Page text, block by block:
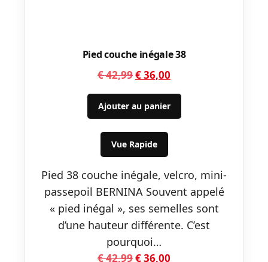
Pied couche inégale 38
€42,99Le
initial
était :
€ 42,99.
€36,00
actuel
est :
Ajouter au panier
Vue Rapide
Pied 38 couche inégale, velcro, mini-
passepoil BERNINA Souvent appelé
« pied inégal », ses semelles sont
d’une hauteur différente. C’est
pourquoi…
€42,99Le
€36,00